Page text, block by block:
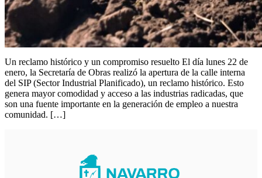
Un reclamo histórico y un compromiso resuelto El día lunes 22 de
enero, la Secretaría de Obras realizó la apertura de la calle interna
del SIP (Sector Industrial Planificado), un reclamo histórico. Esto
genera mayor comodidad y acceso a las industrias radicadas, que
son una fuente importante en la generación de empleo a nuestra
comunidad. […]